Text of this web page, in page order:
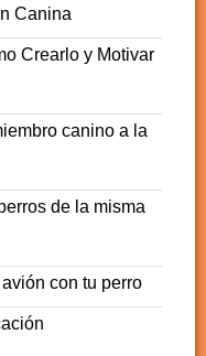
Canina
Crearlo y Motivar
canino a la
de la misma
con tu perro